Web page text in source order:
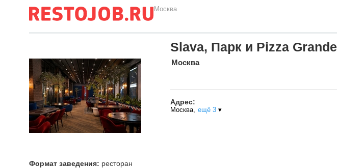
Москва
Slava, Парк и Pizza Grande
Москва
Адрес:
Москва, ещё 3 ▾
Формат заведения: ресторан